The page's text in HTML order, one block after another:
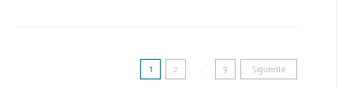
Paginación
1 2 … 9 Siguiente